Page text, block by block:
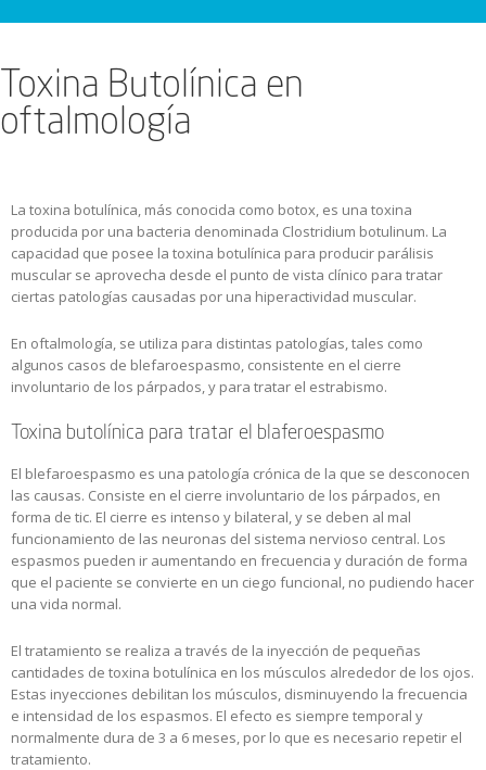
Toxina Butolínica en
oftalmología
La toxina botulínica, más conocida como botox, es una toxina
producida por una bacteria denominada Clostridium botulinum. La
capacidad que posee la toxina botulínica para producir parálisis
muscular se aprovecha desde el punto de vista clínico para tratar
ciertas patologías causadas por una hiperactividad muscular.
En oftalmología, se utiliza para distintas patologías, tales como
algunos casos de blefaroespasmo, consistente en el cierre
involuntario de los párpados, y para tratar el estrabismo.
Toxina butolínica para tratar el blaferoespasmo
El blefaroespasmo es una patología crónica de la que se desconocen
las causas. Consiste en el cierre involuntario de los párpados, en
forma de tic. El cierre es intenso y bilateral, y se deben al mal
funcionamiento de las neuronas del sistema nervioso central. Los
espasmos pueden ir aumentando en frecuencia y duración de forma
que el paciente se convierte en un ciego funcional, no pudiendo hacer
una vida normal.
El tratamiento se realiza a través de la inyección de pequeñas
cantidades de toxina botulínica en los músculos alrededor de los ojos.
Estas inyecciones debilitan los músculos, disminuyendo la frecuencia
e intensidad de los espasmos. El efecto es siempre temporal y
normalmente dura de 3 a 6 meses, por lo que es necesario repetir el
tratamiento.